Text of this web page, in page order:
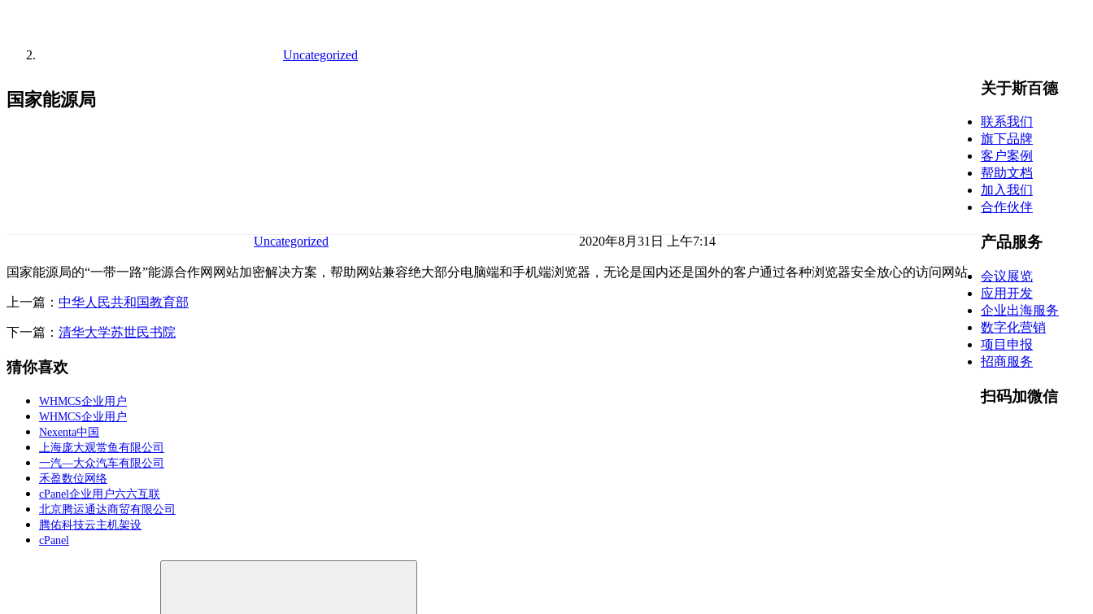
Uncategorized
国家能源局
Uncategorized 2020年8月31日 上午7:14
国家能源局的“一带一路”能源合作网网站加密解决方案，帮助网站兼容绝大部分电脑端和手机端浏览器，无论是国内还是国外的客户通过各种浏览器安全放心的访问网站。
上一篇： 中华人民共和国教育部
下一篇： 清华大学苏世民书院
猜你喜欢
WHMCS企业用户
WHMCS企业用户
Nexenta中国
上海庞大观赏鱼有限公司
一汽—大众汽车有限公司
禾盈数位网络
cPanel企业用户六六互联
北京腾运通达商贸有限公司
腾佑科技云主机架设
cPanel
关于斯百德
联系我们
旗下品牌
客户案例
帮助文档
加入我们
合作伙伴
产品服务
会议展览
应用开发
企业出海服务
数字化营销
项目申报
招商服务
扫码加微信